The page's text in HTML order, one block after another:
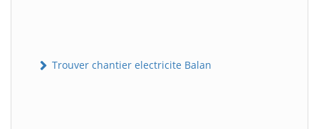
Trouver chantier electricite Balan